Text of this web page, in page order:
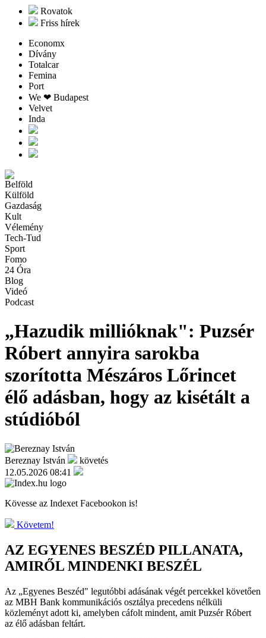
Rovatok
Friss hírek
Economx
Dívány
Totalcar
Femina
Port
We ❤︎ Budapest
Velvet
Inda
Belföld
Külföld
Gazdaság
Kult
Vélemény
Tech-Tud
Sport
Fomo
24 Óra
Blog
Videó
Podcast
„Hazudik millióknak": Puzsér
Róbert annyira sarokba
szorította Mészáros Lőrincet
élő adásban, hogy az kisétált a
stúdióból
Bereznay István
követés
12.05.2026 08:41
Kövesse az Indexet Facebookon is!
Követem!
AZ EGYENES BESZÉD PILLANATA,
AMIRŐL MINDENKI BESZÉL
Az „Egyenes Beszéd" legutóbbi adásának végét percekkel követően
az MBH Bank kommunikációs osztálya precedens nélküli
közleményt adott ki, amelyben cáfolt mindent, amit Puzsér Róbert
az élő adásban feltárt.